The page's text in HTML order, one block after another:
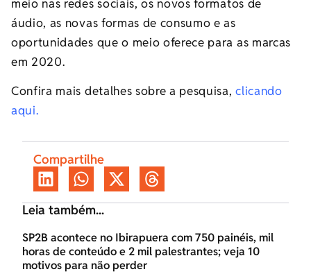
meio nas redes sociais, os novos formatos de
áudio, as novas formas de consumo e as
oportunidades que o meio oferece para as marcas
em 2020.
Confira mais detalhes sobre a pesquisa,clicando
aqui.
Compartilhe
Leia também...
SP2B acontece no Ibirapuera com 750 painéis, mil
horas de conteúdo e 2 mil palestrantes; veja 10
motivos para não perder